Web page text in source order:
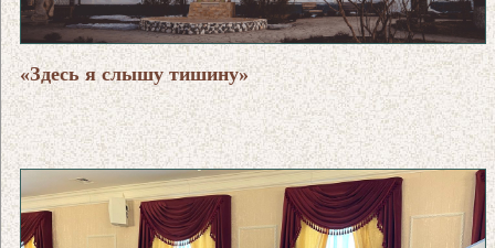
«Здесь я слышу тишину»